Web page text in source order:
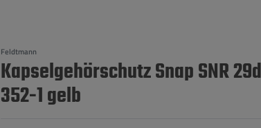
Feldtmann
Kapselgehörschutz Snap SNR
352-1 gelb